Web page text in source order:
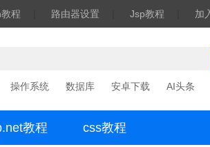
程 路由器设置 Jsp教程 加
操作系统 数据库 安卓下载 AI头条
教程 css教程